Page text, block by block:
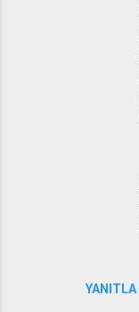
YANITLA